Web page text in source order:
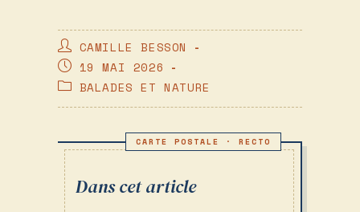
AUTEUR/AUTRICE
DE
LA
PUBLICATION :
CAMILLE BESSON
PUBLICATION
PUBLIÉE :
19 MAI 2026
POSTBALADES ET NATURE
Dans cet article